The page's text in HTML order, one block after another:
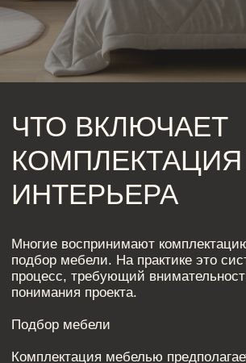
Многие воспринимают комплектацию как обычный
подбор мебели. На практике это системный
процесс, требующий внимательности и глубокого
понимания проекта.
Подбор мебели
Учитываются эргономика, качество материалов и
сроки поставки.
Отделочные материалы
Подбираются покрытия для стен и пола, сантехника,
светильники и фурнитура. Важно, чтобы все
элементы гармонировали между собой и
Согласование и закупка
Комплектатор дизайн проектов взаимодействует с
поставщиками, проверяет спецификации,
контролирует соответствие выбранных позиций
утверждённому проекту.
Такой подход исключает спонтанные решения и
помогает сохранить целостность интерьера.